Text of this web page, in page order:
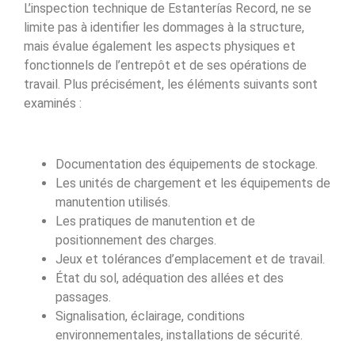
L’inspection technique de Estanterías Record, ne se
limite pas à identifier les dommages à la structure,
mais évalue également les aspects physiques et
fonctionnels de l’entrepôt et de ses opérations de
travail. Plus précisément, les éléments suivants sont
examinés :
Documentation des équipements de stockage.
Les unités de chargement et les équipements de
manutention utilisés.
Les pratiques de manutention et de
positionnement des charges.
Jeux et tolérances d’emplacement et de travail.
État du sol, adéquation des allées et des
passages.
Signalisation, éclairage, conditions
environnementales, installations de sécurité.